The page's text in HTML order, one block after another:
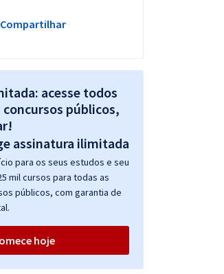
Compartilhar
acesse todos
concursos públicos,
para os seus estudos e seu
mil cursos para todas as
públicos, com garantia de
hoje